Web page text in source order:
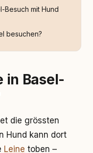
Besuch mit Hund
besuchen?
in Basel-
die grössten
Hund kann dort
Leine toben –